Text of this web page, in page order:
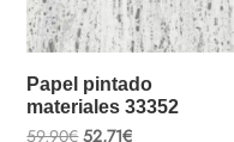
Papel pintado
materiales 33352
59,90€El
52,71€El